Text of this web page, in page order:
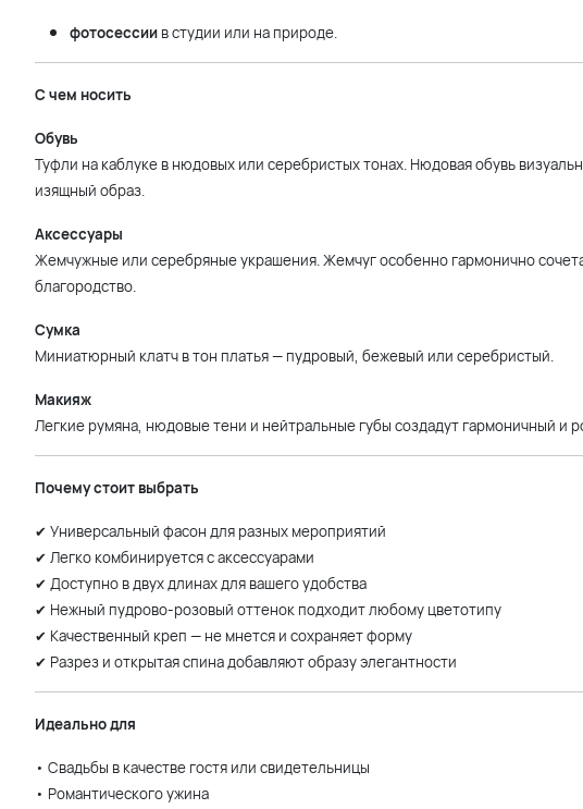
фотосессии в студии или на природе.
С чем носить
Обувь
Туфли на каблуке в нюдовых или серебристых тонах. Нюдовая обувь
изящный образ.
Аксессуары
Жемчужные или серебряные украшения. Жемчуг особенно гармонично
благородство.
Сумка
Миниатюрный клатч в тон платья — пудровый, бежевый или серебристый.
Макияж
Легкие румяна, нюдовые тени и нейтральные губы создадут гармоничный и
Почему стоит выбрать
✔ Универсальный фасон для разных мероприятий
✔ Легко комбинируется с аксессуарами
✔ Доступно в двух длинах для вашего удобства
✔ Нежный пудрово-розовый оттенок подходит любому цветотипу
✔ Качественный креп — не мнется и сохраняет форму
✔ Разрез и открытая спина добавляют образу элегантности
Идеально для
• Свадьбы в качестве гостя или свидетельницы
• Романтического ужина